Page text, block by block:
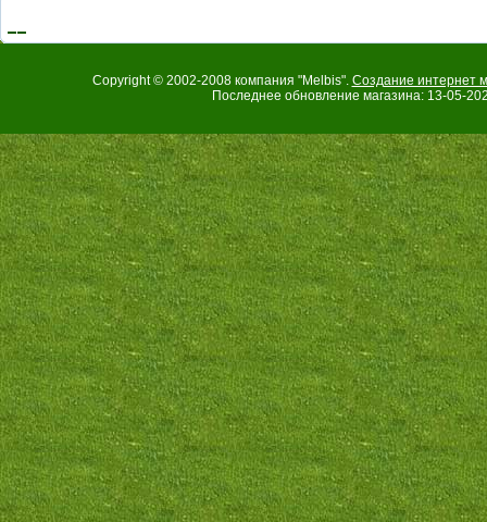
Copyright © 2002-2008 компания "Melbis". Создание интернет
Последнее обновление магазина: 13-05-